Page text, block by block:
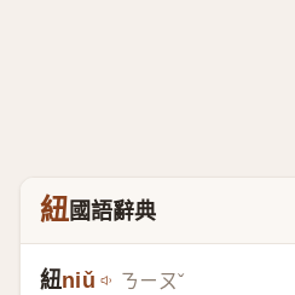
紐國語辭典
紐niǔ ㄋㄧㄡˇ